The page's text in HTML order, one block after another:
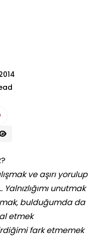
ve aşırı yorulup
unutmak
bulduğumda da
etmek
fark etmemek